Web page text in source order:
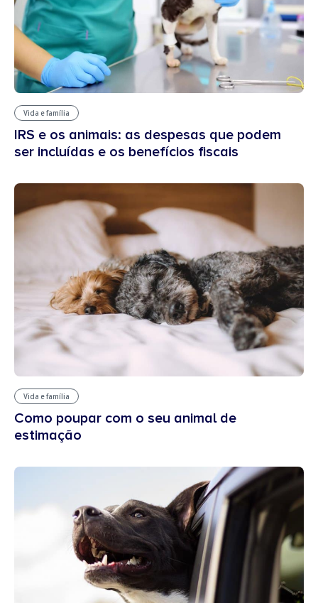
Vida e família
IRS e os animais: as despesas que podem
ser incluídas e os benefícios fiscais
Vida e família
Como poupar com o seu animal de
estimação